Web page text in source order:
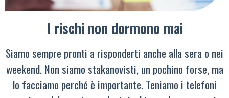
I rischi non dormono mai
Siamo sempre pronti a risponderti anche alla sera o nei
weekend. Non siamo stakanovisti, un pochino forse, ma
lo facciamo perché è importante. Teniamo i telefoni